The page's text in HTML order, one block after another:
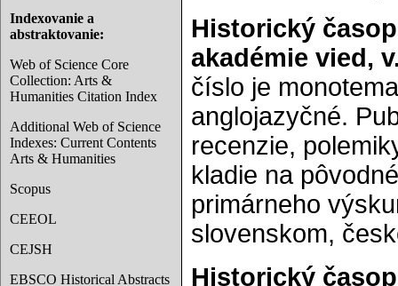
Indexovanie a
abstraktovanie:
Web of Science Core
Collection: Arts &
Humanities Citation Index
Additional Web of Science
Indexes: Current Contents
Arts & Humanities
Scopus
CEEOL
CEJSH
EBSCO Historical Abstracts
Historický
akadémie vied,
číslo je
anglojazyčné.
recenzie,
kladie na
primárneho
slovenskom,
Historický